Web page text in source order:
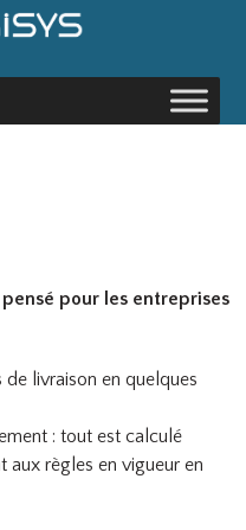
pour les entreprises
livraison en quelques
: tout est calculé
aux règles en vigueur en